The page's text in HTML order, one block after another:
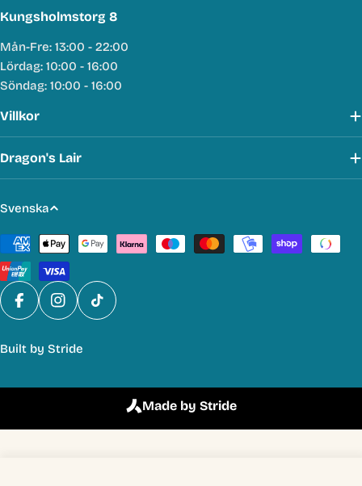
Kungsholmstorg 8
Mån-Fre: 13:00 - 22:00
Lördag: 10:00 - 16:00
Söndag: 10:00 - 16:00
Villkor
Dragon's Lair
S
p
r
å
k
Svenska
Betalmetoder
FacebookInstagram
TikTok
Built by Stride
Made by Stride